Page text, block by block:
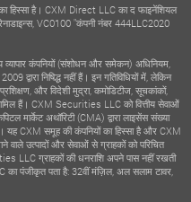
हिस्सा है। CXM Direct LLC का द फाइनेंशियल
VC0100 "कंपनी नंबर 444LLC2020
व्यापार कंपनियों (संशोधन और समेकन) अधिनियम,
द्वारा निषिद्ध नहीं हैं। इन गतिविधियों में, लेकिन
प्रशिक्षण, और विदेशी मुद्रा, कमोडिटीज, सूचकांकों,
हैं। CXM Securities LLC को वित्तीय सेवाओं
मार्केट अथॉरिटी (CMA) द्वारा लाइसेंस संख्या
यह CXM समूह की कंपनियों का हिस्सा है और CXM
वाले उत्पादों और सेवाओं से ग्राहकों को परिचित
LLC ग्राहकों की धनराशि अपने पास नहीं रखती
पंजीकृत पता है: 32वीं मंज़िल, अल सलाम टावर,